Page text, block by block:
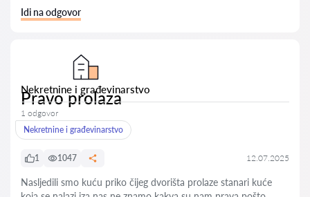
Idi na odgovor
Nekretnine i građevinarstvo
Pravo prolaza
1 odgovor
Nekretnine i građevinarstvo
1 1047 12.07.2025
Nasljedili smo kuću priko čijeg dvorišta prolaze stanari kuće